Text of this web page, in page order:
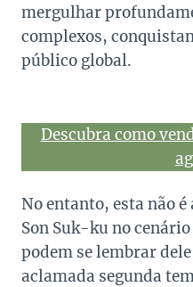
mergulhar
complexos,
público global.
Descubra como
No entanto, esta não
Son Suk-ku no
podem se lembrar
aclamada segunda